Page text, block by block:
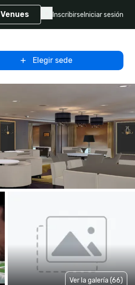
Venues Inscribirse Iniciar sesión
Elegir sede
Ver la galería (66)